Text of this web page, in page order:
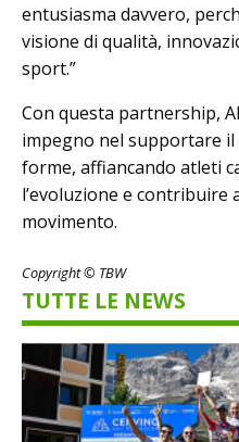
entusiasma davvero,
visione di qualità,
sport.”
Con questa partnership,
impegno nel supportare
forme, affiancando atleti
l’evoluzione e
movimento.
Copyright © TBW
TUTTE LE NEWS